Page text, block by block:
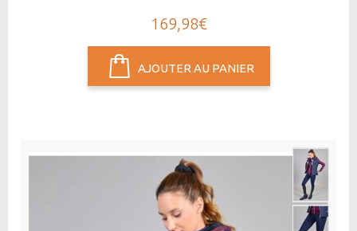
169,98€
AJOUTER AU PANIER